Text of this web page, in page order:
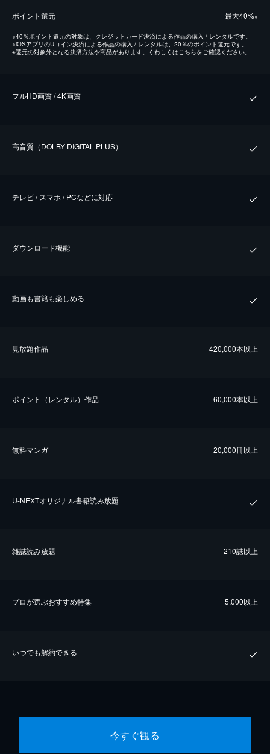
ポイント還元 最⼤40%※
※40％ポイント還元の対象は、クレジットカード決済による作品の購入 / レンタルです。
※iOSアプリのUコイン決済による作品の購入 / レンタルは、20％のポイント還元です。
※還元の対象外となる決済方法や商品があります。くわしくはこちらをご確認ください。
フルHD画質 / 4K画質
⾼⾳質（DOLBY DIGITAL PLUS）
テレビ / スマホ / PCなどに対応
ダウンロード機能
動画も書籍も楽しめる
⾒放題作品 420,000本以上
ポイント（レンタル）作品 60,000本以上
無料マンガ 20,000冊以上
U-NEXTオリジナル書籍読み放題
雑誌読み放題 210誌以上
プロが選ぶおすすめ特集 5,000以上
いつでも解約できる
今すぐ観る